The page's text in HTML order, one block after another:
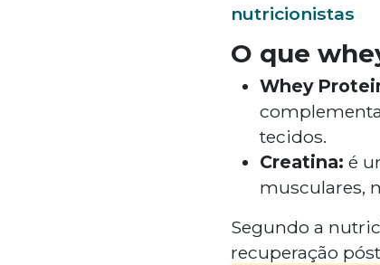
nutricionistas
O que
Whey
tecidos.
Creatina: é
musculares,
Segundo a
recuperação